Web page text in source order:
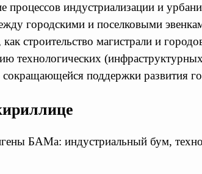
процессов индустриализации и
городскими и поселковыми
строительство магистрали и
технологических
поддержки развития
БАМа: индустриальный бум,